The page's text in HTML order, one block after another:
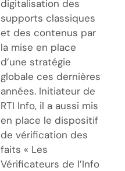
digitalisation des
supports classiques
et des contenus par
la mise en place
d’une stratégie
globale ces dernières
années. Initiateur de
RTI Info, il a aussi mis
en place le dispositif
de vérification des
faits « Les
Vérificateurs de l’Info